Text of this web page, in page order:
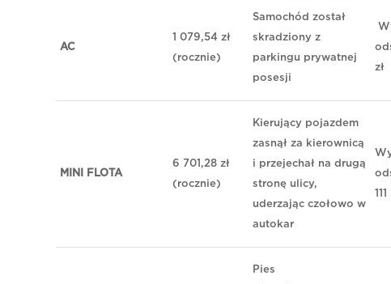
AC
1 079,54 zł
(rocznie)
Samochód został
skradziony z
parkingu prywatnej
posesji
zł
MINI FLOTA
6 701,28 zł
(rocznie)
Kierujący pojazdem
zasnął za kierownicą
i przejechał na drugą
stronę ulicy,
uderzając czołowo w
autokar
Pies